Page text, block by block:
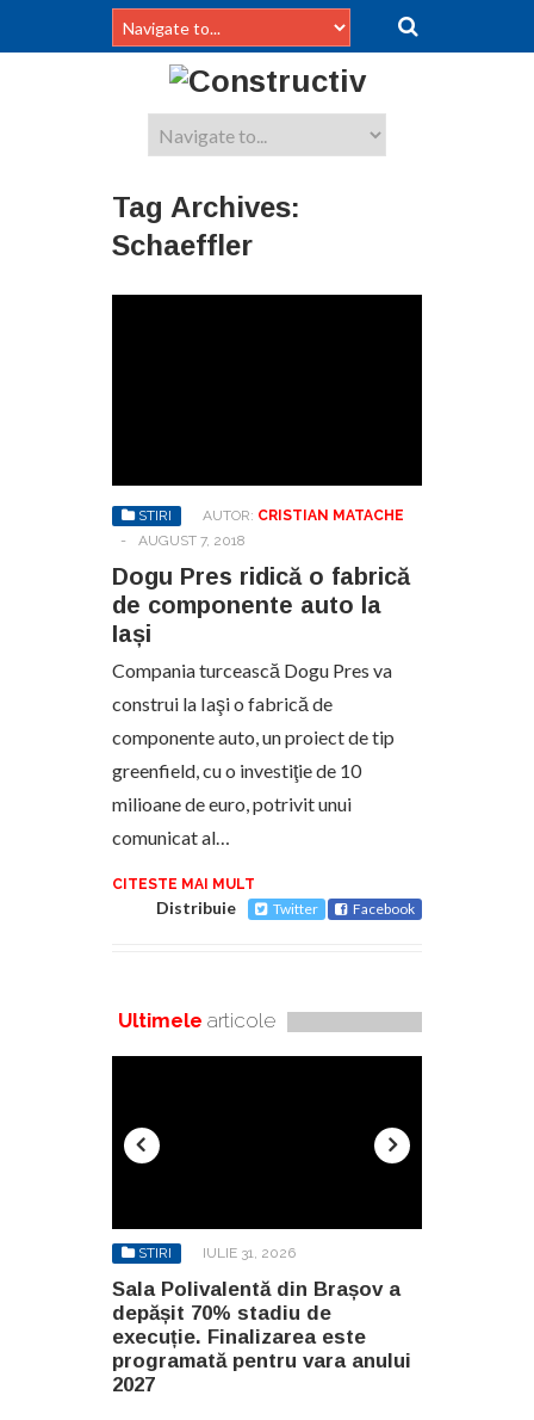
Tag Archives:
Schaeffler
STIRI AUTOR: CRISTIAN MATACHE
-
AUGUST 7, 2018
Dogu Pres ridică o fabrică
de componente auto la
Iași
Compania turcească Dogu Pres va
construi la Iaşi o fabrică de
componente auto, un proiect de tip
greenfield, cu o investiţie de 10
milioane de euro, potrivit unui
comunicat al…
CITESTE MAI MULT
Distribuie Twitter Facebook
Ultimele articole
STIRI IULIE 31, 2026
Sala Polivalentă din Brașov a
depășit 70% stadiu de
execuție. Finalizarea este
programată pentru vara anului
2027